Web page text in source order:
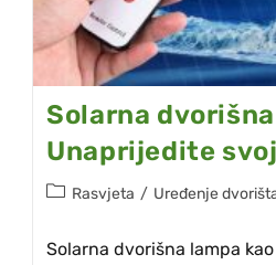
Solarna
Unaprijedite
Rasvjeta / Uređenje
Solarna dvorišna lampa